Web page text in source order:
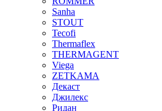
Sanha
STOUT
Tecofi
Thermaflex
THERMAGENT
Viega
ZETKAMA
Декаст
Джилекс
Ридан